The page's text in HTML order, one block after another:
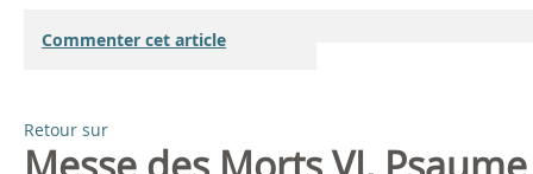
6
Commenter cet article
Retour sur